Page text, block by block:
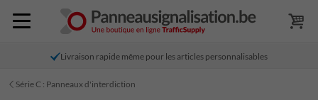
Livraison rapide même pour les articles personnalisables
Série C : Panneaux d'interdiction